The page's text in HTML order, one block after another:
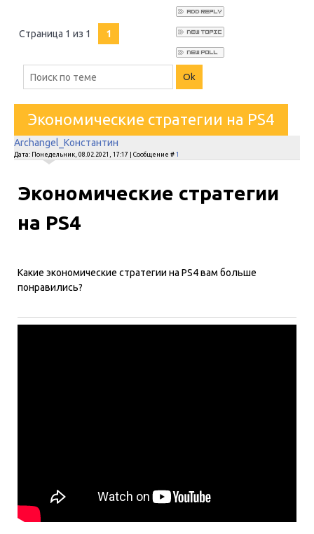
Страница 1 из 1 1
Экономические стратегии на PS4
Archangel_Константин
Дата: Понедельник, 08.02.2021, 17:17 | Сообщение # 1
Экономические стратегии
на PS4
Какие экономические стратегии на PS4 вам больше
понравились?